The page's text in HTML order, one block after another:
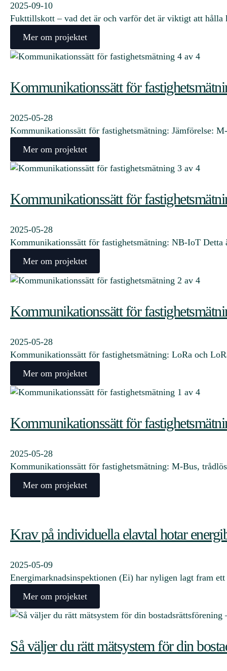
2025-09-10
Fukttillskott – vad det är och varför det är viktigt att hålla
Mer om projektet
Kommunikationssätt för
2025-05-28
Kommunikationssätt för fastighetsmätning: Jämförelse:
Mer om projektet
Kommunikationssätt för
2025-05-28
Kommunikationssätt för fastighetsmätning: NB-IoT
Mer om projektet
Kommunikationssätt för
2025-05-28
Kommunikationssätt för fastighetsmätning: LoRa och
Mer om projektet
Kommunikationssätt för
2025-05-28
Kommunikationssätt för fastighetsmätning: M-Bus,
Mer om projektet
Krav på individuella elavtal hotar
2025-05-09
Energimarknadsinspektionen (Ei) har nyligen lagt fram
Mer om projektet
Så väljer du rätt mätsystem för din